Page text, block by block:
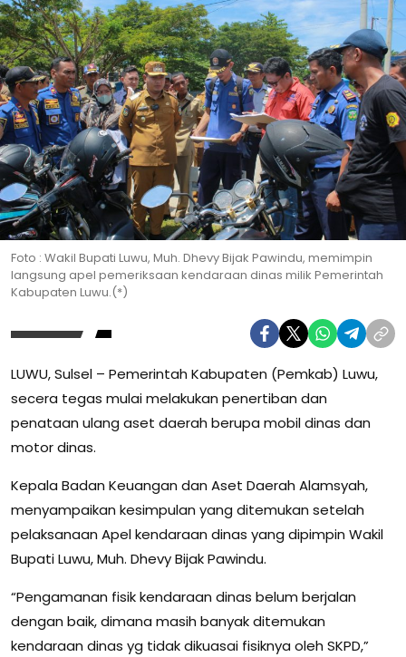
Foto : Wakil Bupati Luwu, Muh. Dhevy Bijak Pawindu, memimpin
langsung apel pemeriksaan kendaraan dinas milik Pemerintah
Kabupaten Luwu.(*)
LUWU, Sulsel – Pemerintah Kabupaten (Pemkab) Luwu,
secera tegas mulai melakukan penertiban dan
penataan ulang aset daerah berupa mobil dinas dan
motor dinas.
Kepala Badan Keuangan dan Aset Daerah Alamsyah,
menyampaikan kesimpulan yang ditemukan setelah
pelaksanaan Apel kendaraan dinas yang dipimpin Wakil
Bupati Luwu, Muh. Dhevy Bijak Pawindu.
“Pengamanan fisik kendaraan dinas belum berjalan
dengan baik, dimana masih banyak ditemukan
kendaraan dinas yg tidak dikuasai fisiknya oleh SKPD,”